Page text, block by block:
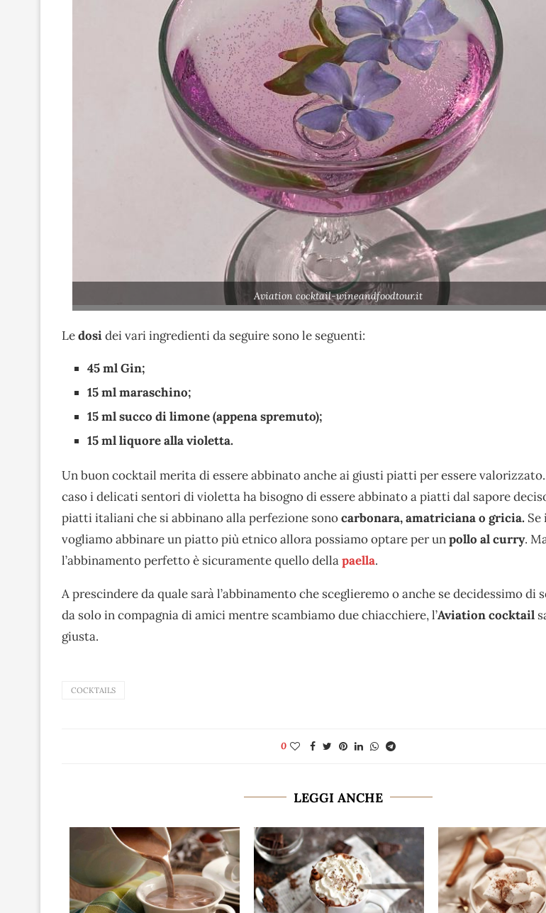
Aviation cocktail-wineandfoodtour.it
Ledosidei vari ingredienti da seguire sono le seguenti:
45 ml Gin;
15 ml maraschino;
15 ml succo di limone (appena spremuto);
15 ml liquore alla violetta.
Un buon cocktail merita di essere abbinato anche ai giusti piatti per essere
caso i delicati sentori di violetta ha bisogno di essere abbinato a piatti dal sapore
piatti italiani che si abbinano alla perfezione sonocarbonara, amatriciana o gricia. Se
vogliamo abbinare un piatto più etnico allora possiamo optare per unpollo al curry.
l’abbinamento perfetto è sicuramente quello dellapaella.
A prescindere da quale sarà l’abbinamento che sceglieremo o anche se decidessimo di
da solo in compagnia di amici mentre scambiamo due chiacchiere, l’Aviation cocktail
giusta.
COCKTAILS
0
LEGGI ANCHE